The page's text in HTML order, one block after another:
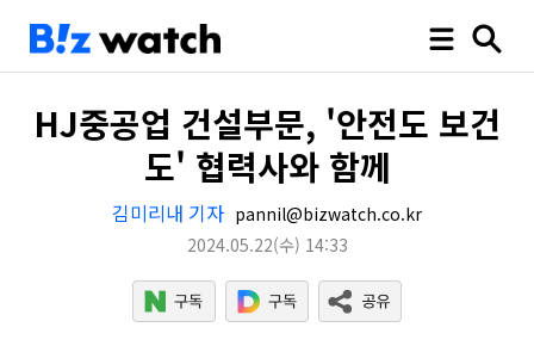
HJ중공업 건설부문, '안전도 보건
도' 협력사와 함께
김미리내 기자 pannil@bizwatch.co.kr
2024.05.22(수) 14:33